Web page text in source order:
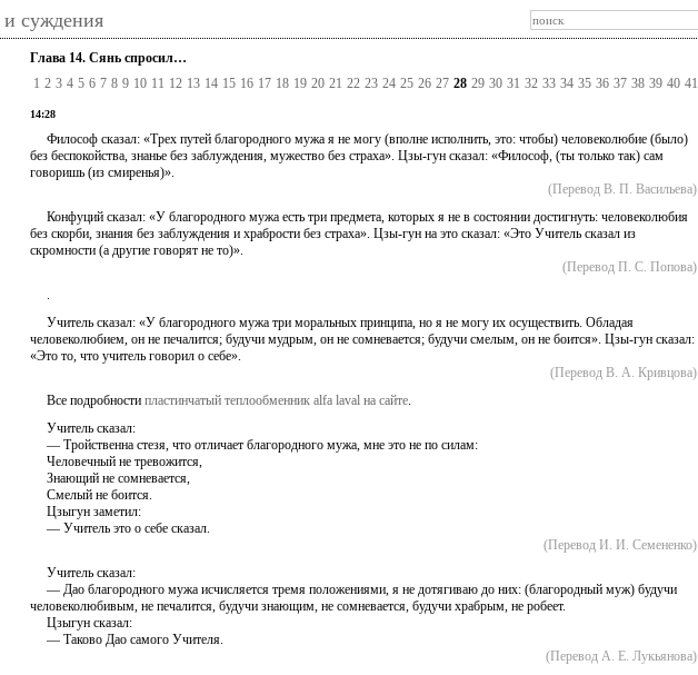
суждения
Глава 14. Сянь спросил…
1 2 3 4 5 6 7 8 9 10 11 12 13 14 15 16 17 18 19 20 21 22 23 24 25 26 27 28 29 30 31 32 33 34 35 36 37 38 39 40 41
14:28
Философ сказал: «Трех путей благородного мужа я не могу (вполне исполнить, это: чтобы) человеколюбие (было)
без беспокойства, знанье без заблуждения, мужество без страха». Цзы-гун сказал: «Философ, (ты только так) сам
говоришь (из смиренья)».
(Перевод В. П. Васильева)
Конфуций сказал: «У благородного мужа есть три предмета, которых я не в состоянии достигнуть: человеколюбия
без скорби, знания без заблуждения и храбрости без страха». Цзы-гун на это сказал: «Это Учитель сказал из
скромности (а другие говорят не то)».
(Перевод П. С. Попова)
.
Учитель сказал: «У благородного мужа три моральных принципа, но я не могу их осуществить. Обладая
человеколюбием, он не печалится; будучи мудрым, он не сомневается; будучи смелым, он не боится». Цзы-гун сказал:
«Это то, что учитель говорил о себе».
(Перевод В. А. Кривцова)
Все подробности пластинчатый теплообменник alfa laval на сайте.
Учитель сказал:
— Тройственна стезя, что отличает благородного мужа, мне это не по силам:
Человечный не тревожится,
Знающий не сомневается,
Смелый не боится.
Цзыгун заметил:
— Учитель это о себе сказал.
(Перевод И. И. Семененко)
Учитель сказал:
— Дао благородного мужа исчисляется тремя положениями, я не дотягиваю до них: (благородный муж) будучи
человеколюбивым, не печалится, будучи знающим, не сомневается, будучи храбрым, не робеет.
Цзыгун сказал:
— Таково Дао самого Учителя.
(Перевод А. Е. Лукьянова)